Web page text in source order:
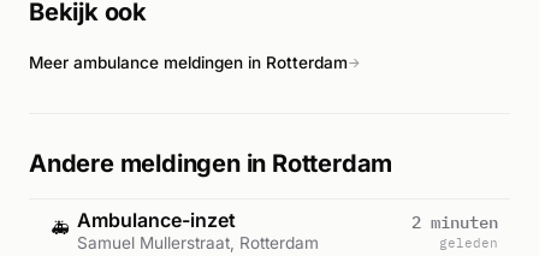
incident is uit de beschikbare berichten niet duidelijk, maar de
situatie.
Bekijk ook
Meer ambulance meldingen in Rotterdam→
Andere meldingen in Rotterdam
🚑 Ambulance-inzet
Samuel Mullerstraat, Rotterdam
2 minuten
geleden